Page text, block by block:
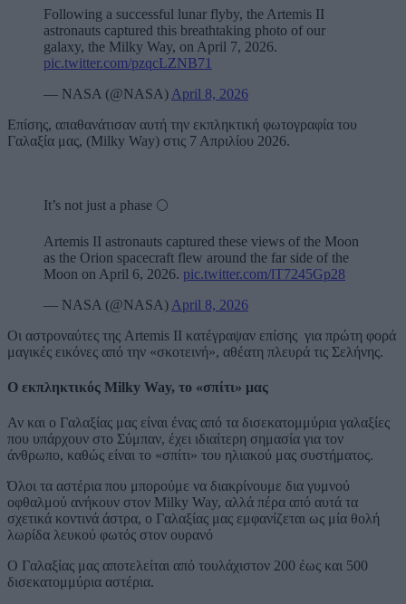
Following a successful lunar flyby, the Artemis II
astronauts captured this breathtaking photo of our
galaxy, the Milky Way, on April 7, 2026.
pic.twitter.com/pzqcLZNB71
— NASA (@NASA) April 8, 2026
Επίσης, απαθανάτισαν αυτή την εκπληκτική φωτογραφία του
Γαλαξία μας, (Milky Way) στις 7 Απριλίου 2026.
It’s not just a phase 🌕
Artemis II astronauts captured these views of the Moon
as the Orion spacecraft flew around the far side of the
Moon on April 6, 2026. pic.twitter.com/lT7245Gp28
— NASA (@NASA) April 8, 2026
Οι αστροναύτες της Artemis II κατέγραψαν επίσης για πρώτη φορά
μαγικές εικόνες από την «σκοτεινή», αθέατη πλευρά τις Σελήνης.
Ο εκπληκτικός Milky Way, το «σπίτι» μας
Αν και ο Γαλαξίας μας είναι ένας από τα δισεκατομμύρια γαλαξίες
που υπάρχουν στο Σύμπαν, έχει ιδιαίτερη σημασία για τον
άνθρωπο, καθώς είναι το «σπίτι» του ηλιακού μας συστήματος.
Όλοι τα αστέρια που μπορούμε να διακρίνουμε δια γυμνού
οφθαλμού ανήκουν στον Milky Way, αλλά πέρα από αυτά τα
σχετικά κοντινά άστρα, ο Γαλαξίας μας εμφανίζεται ως μία θολή
λωρίδα λευκού φωτός στον ουρανό
Ο Γαλαξίας μας αποτελείται από τουλάχιστον 200 έως και 500
δισεκατομμύρια αστέρια.